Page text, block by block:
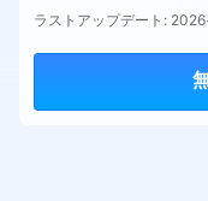
ラストアップデート: